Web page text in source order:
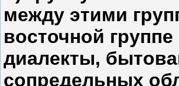
между этими
восточной
диалекты,
сопредельных